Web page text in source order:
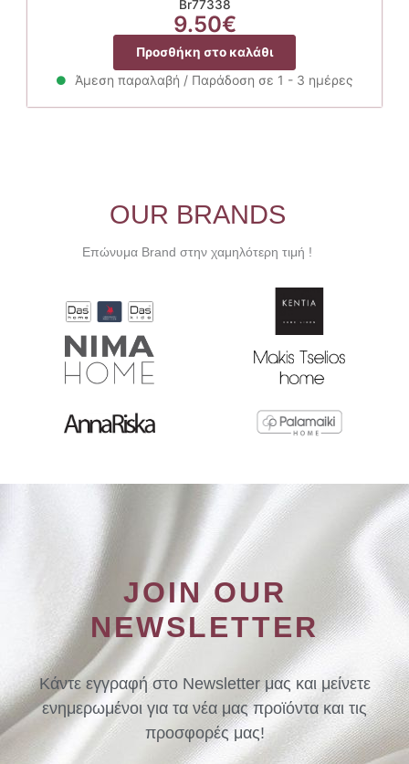
Br77338
9.50€
Προσθήκη στο καλάθι
Άμεση παραλαβή / Παράδοση σε 1 - 3 ημέρες
OUR BRANDS
Επώνυμα Brand στην χαμηλότερη τιμή !
JOIN OUR
NEWSLETTER
Κάντε εγγραφή στο Newsletter μας και μείνετε
ενημερωμένοι για τα νέα μας προϊόντα και τις
προσφορές μας!